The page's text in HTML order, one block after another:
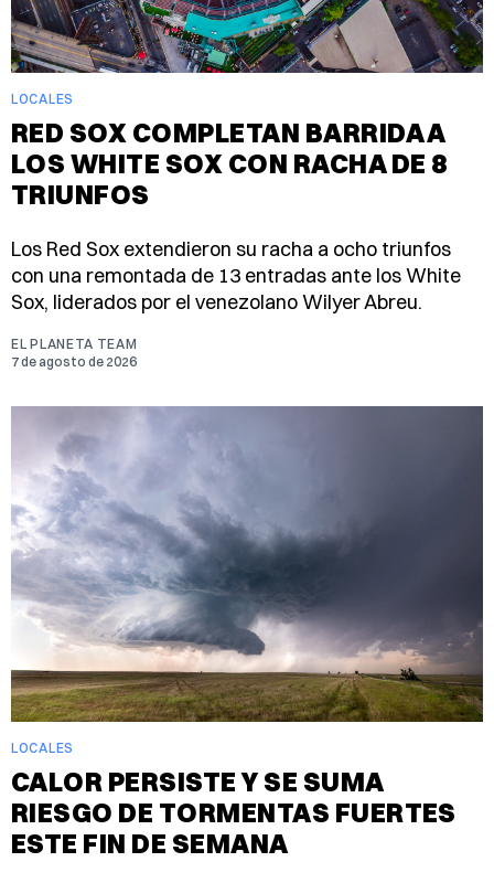
LOCALES
RED SOX COMPLETAN BARRIDA A
LOS WHITE SOX CON RACHA DE 8
TRIUNFOS
Los Red Sox extendieron su racha a ocho triunfos
con una remontada de 13 entradas ante los White
Sox, liderados por el venezolano Wilyer Abreu.
EL PLANETA TEAM
7 de agosto de 2026
LOCALES
CALOR PERSISTE Y SE SUMA
RIESGO DE TORMENTAS FUERTES
ESTE FIN DE SEMANA